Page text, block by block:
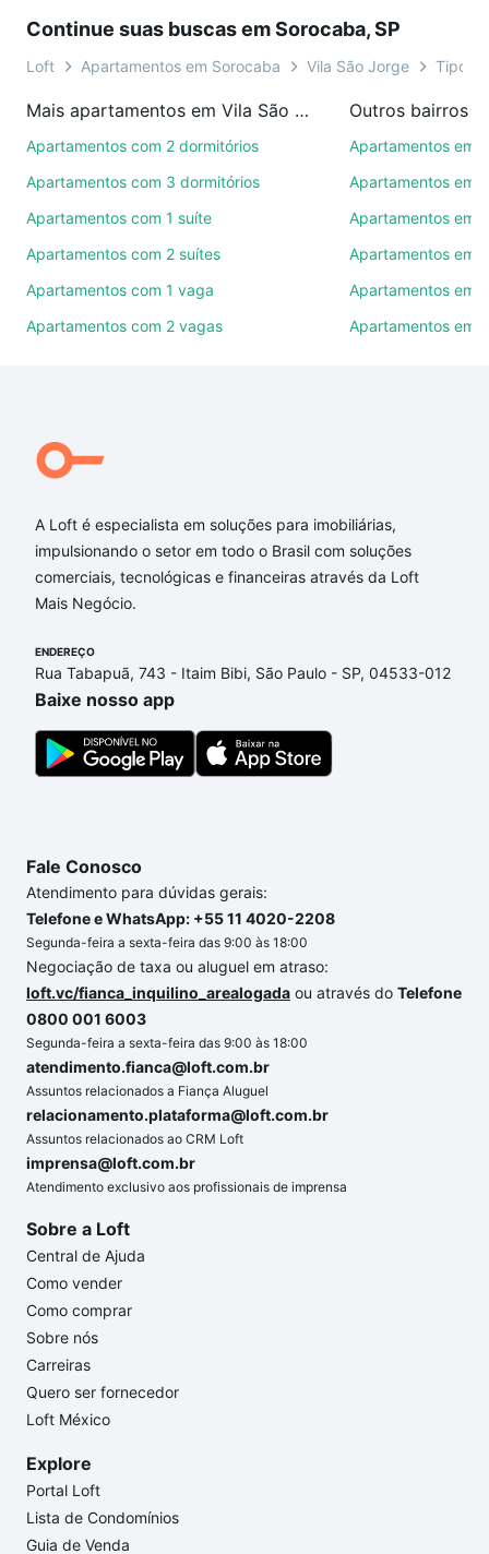
ou por videochamada, é grátis, sem compromisso e
você ainda conta com mais de 46 mil corretores e
de imóveis.
Como escolher um imóvel?
ruas, bairros e até condomínios favoritos. Você
também pode usar os filtros como quantidade de
quartos, suítes, com ou sem vaga de garagem para
comodidades, como piscina, academia, salão de
Qual o preço de Apartamentos com 3 quartos à
venda em Vila São Jorge, Sorocaba, SP?
Aqui na Loft temos a oferta ideal para você, com
Apartamentos com 3 quartos à venda em Vila São
Jorge, Sorocaba, SP que custam a partir de R$ 0 e
com nossas opções de financiamento imobiliário as
ainda tem alguma dúvida dos custos envolvidos no
processo de compra, veja em nosso portal quanto
custa comprar um apartamento
gente para comprar o imóvel dos seus sonhos com
segurança e conforto. Loft, com você até as
Continue suas buscas em Sorocaba, SP
Loft Apartamentos em Sorocaba Vila São Jorge Tipo
Mais apartamentos em Vila São Jorge
Apartamentos com 2 dormitórios
Apartamentos com 3 dormitórios
Apartamentos com 1 suíte
Apartamentos com 2 suítes
Apartamentos com 1 vaga
Apartamentos com 2 vagas
Outros bairros
Apartamentos em
Apartamentos em
Apartamentos em
Apartamentos em
Apartamentos em
Apartamentos em
A Loft é especialista em soluções para imobiliárias,
impulsionando o setor em todo o Brasil com soluções
comerciais, tecnológicas e financeiras através da Loft
Mais Negócio.
ENDEREÇO
Rua Tabapuã, 743 - Itaim Bibi, São Paulo - SP, 04533-012
Baixe nosso app
Fale Conosco
Atendimento para dúvidas gerais:
Telefone e WhatsApp: +55 11 4020-2208
Segunda-feira a sexta-feira das 9:00 às 18:00
Negociação de taxa ou aluguel em atraso:
loft.vc/fianca_inquilino_arealogada ou através do Telefone
0800 001 6003
Segunda-feira a sexta-feira das 9:00 às 18:00
atendimento.fianca@loft.com.br
Assuntos relacionados a Fiança Aluguel
relacionamento.plataforma@loft.com.br
Assuntos relacionados ao CRM Loft
imprensa@loft.com.br
Atendimento exclusivo aos profissionais de imprensa
Sobre a Loft
Central de Ajuda
Como vender
Como comprar
Sobre nós
Carreiras
Quero ser fornecedor
Loft México
Explore
Portal Loft
Lista de Condomínios
Guia de Venda